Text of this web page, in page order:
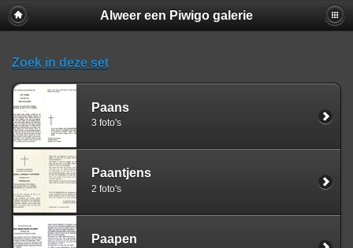
Alweer een Piwigo galerie
Zoek in deze set
Paans
3 foto's
Paantjens
2 foto's
Paapen